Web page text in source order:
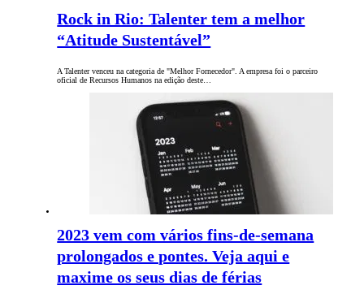
Rock in Rio: Talenter tem a melhor
“Atitude Sustentável”
A Talenter venceu na categoria de "Melhor Fornecedor". A empresa foi o parceiro
oficial de Recursos Humanos na edição deste…
2023 vem com vários fins-de-semana
prolongados e pontes. Veja aqui e
maxime os seus dias de férias